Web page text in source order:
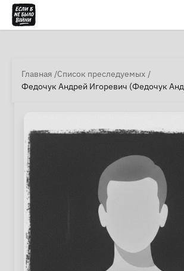
Главная Список преследуемых
Федочук Андрей Игоревич (Федочук